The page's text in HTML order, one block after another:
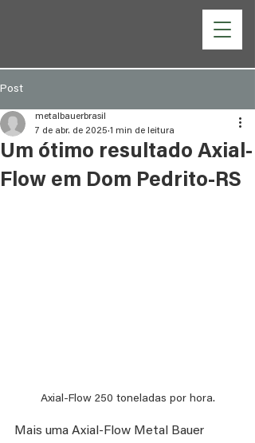
Post
Um ótimo resultado Axial-
Flow em Dom Pedrito-RS
metalbauerbrasil
7 de abr. de 2025 1 min de leitura
Axial-Flow 250 toneladas por hora.
Mais uma Axial-Flow Metal Bauer